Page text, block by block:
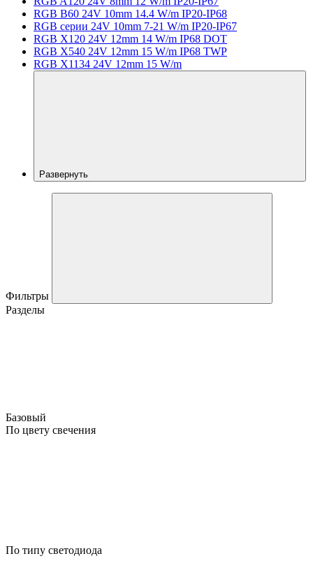
RGB B60 24V 10mm 14.4 W/m IP20-IP68
RGB серии 24V 10mm 7-21 W/m IP20-IP67
RGB X120 24V 12mm 14 W/m IP68 DOT
RGB X540 24V 12mm 15 W/m IP68 TWP
RGB X1134 24V 12mm 15 W/m
Развернуть
Фильтры
Разделы
Базовый
По цвету свечения
По типу светодиода